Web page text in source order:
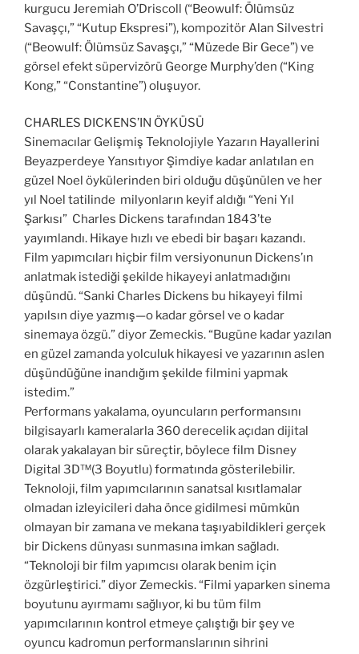
kurgucu Jeremiah O’Driscoll (“Beowulf: Ölümsüz
Savaşçı,” “Kutup Ekspresi”), kompozitör Alan Silvestri
(“Beowulf: Ölümsüz Savaşçı,” “Müzede Bir Gece”) ve
görsel efekt süpervizörü George Murphy’den (“King
Kong,” “Constantine”) oluşuyor.
CHARLES DICKENS’IN ÖYKÜSÜ
Sinemacılar Gelişmiş Teknolojiyle Yazarın Hayallerini
Beyazperdeye Yansıtıyor Şimdiye kadar anlatılan en
güzel Noel öykülerinden biri olduğu düşünülen ve her
yıl Noel tatilinde milyonların keyif aldığı “Yeni Yıl
Şarkısı” Charles Dickens tarafından 1843’te
yayımlandı. Hikaye hızlı ve ebedi bir başarı kazandı.
Film yapımcıları hiçbir film versiyonunun Dickens’ın
anlatmak istediği şekilde hikayeyi anlatmadığını
düşündü. “Sanki Charles Dickens bu hikayeyi filmi
yapılsın diye yazmış—o kadar görsel ve o kadar
sinemaya özgü.” diyor Zemeckis. “Bugüne kadar yazılan
en güzel zamanda yolculuk hikayesi ve yazarının aslen
düşündüğüne inandığım şekilde filmini yapmak
istedim.”
Performans yakalama, oyuncuların performansını
bilgisayarlı kameralarla 360 derecelik açıdan dijital
olarak yakalayan bir süreçtir, böylece film Disney
Digital 3D™(3 Boyutlu) formatında gösterilebilir.
Teknoloji, film yapımcılarının sanatsal kısıtlamalar
olmadan izleyicileri daha önce gidilmesi mümkün
olmayan bir zamana ve mekana taşıyabildikleri gerçek
bir Dickens dünyası sunmasına imkan sağladı.
“Teknoloji bir film yapımcısı olarak benim için
özgürleştirici.” diyor Zemeckis. “Filmi yaparken sinema
boyutunu ayırmamı sağlıyor, ki bu tüm film
yapımcılarının kontrol etmeye çalıştığı bir şey ve
oyuncu kadromun performanslarının sihrini